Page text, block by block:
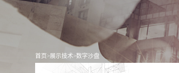
首页 >展示技术>数字沙盘